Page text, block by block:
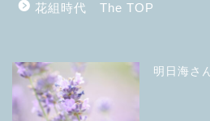
花組時代 The TOP
明日海さ